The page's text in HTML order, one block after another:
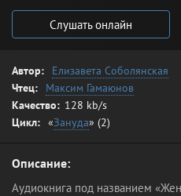
Слушать онлайн
Автор:
Елизавета Соболянская
Чтец:
Максим Гамаюнов
Качество: 128 kb/s
Цикл: «Зануда» (2)
Описание:
Аудиокнига под названием